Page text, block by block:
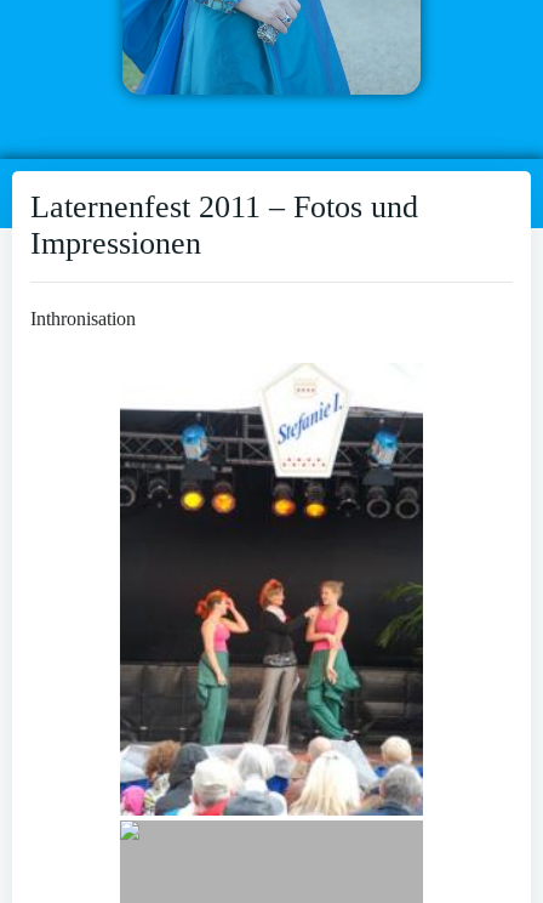
Laternenfest 2011 – Fotos und
Impressionen
Inthronisation